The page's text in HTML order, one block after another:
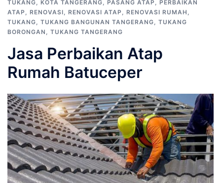
TUKANG, KOTA TANGERANG, PASANG ATAP , PERBAIKAN
ATAP , RENOVASI, RENOVASI ATAP , RENOVASI RUMAH ,
TUKANG, TUKANG BANGUNAN TANGERANG, TUKANG
BORONGAN , TUKANG TANGERANG
Jasa Perbaikan Atap
Rumah Batuceper